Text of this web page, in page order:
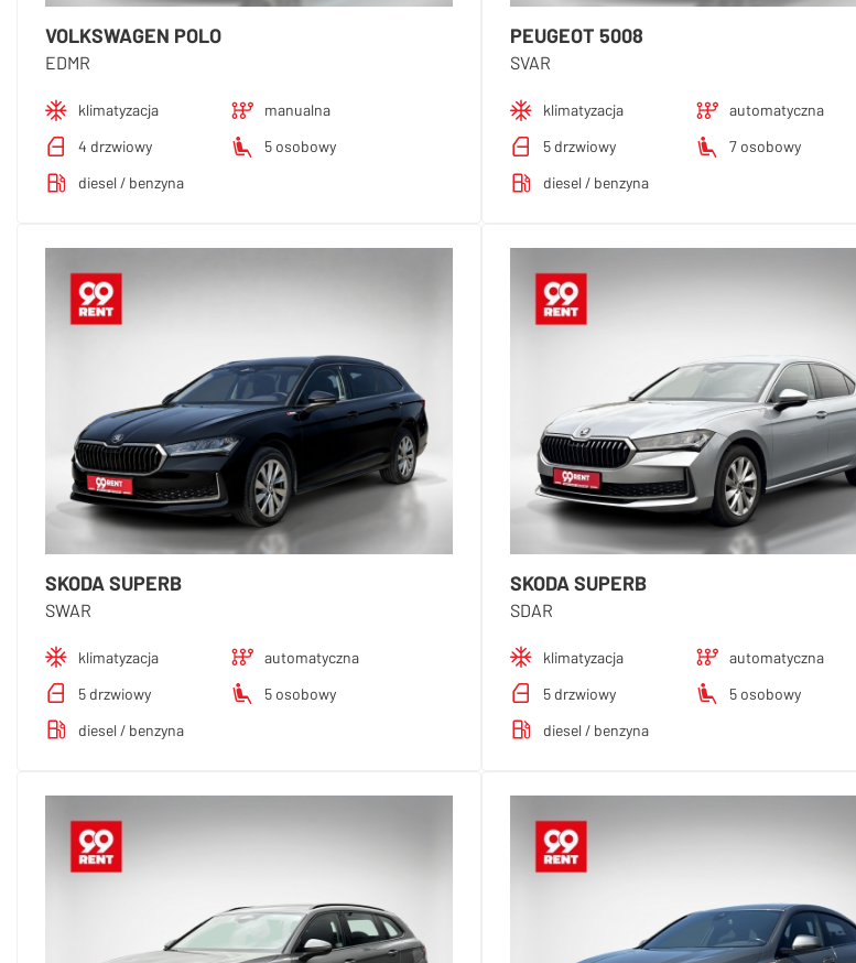
VOLKSWAGEN POLO
EDMR
klimatyzacja
manualna
4 drzwiowy
5 osobowy
diesel / benzyna
PEUGEOT 5008
SVAR
klimatyzacja
automatyczna
5 drzwiowy
7 osobowy
diesel / benzyna
SKODA SUPERB
SWAR
klimatyzacja
automatyczna
5 drzwiowy
5 osobowy
diesel / benzyna
SKODA SUPERB
SDAR
klimatyzacja
automatyczna
5 drzwiowy
5 osobowy
diesel / benzyna